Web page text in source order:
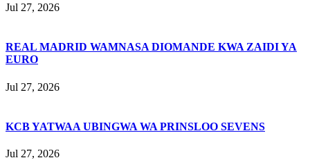
Jul 27, 2026
REAL MADRID WAMNASA DIOMANDE KWA ZAIDI YA
EURO
Jul 27, 2026
KCB YATWAA UBINGWA WA PRINSLOO SEVENS
Jul 27, 2026